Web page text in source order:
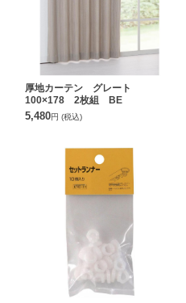
厚地カーテン グレート
100×178 2枚組 BE
5,480円 (税込)